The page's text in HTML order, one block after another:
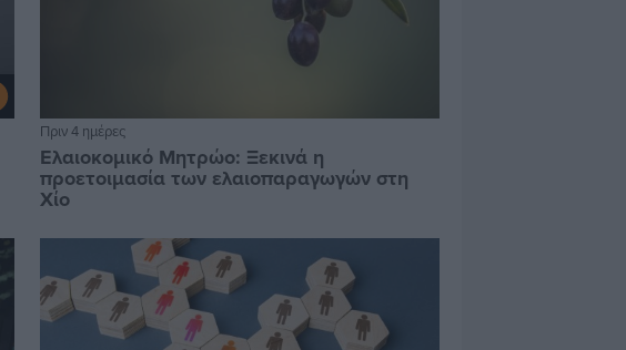
Πριν 4 ημέρες
Ελαιοκομικό Μητρώο: Ξεκινά η
προετοιμασία των ελαιοπαραγωγών στη
Χίο